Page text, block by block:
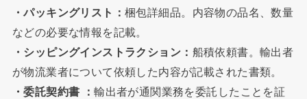
・パッキングリスト：梱包詳細品。内容物の品名、数量
などの必要な情報を記載。
・シッピングインストラクション： 船積依頼書。輸出者
が物流業者について依頼した内容が記載された書類。
・委託契約書 ：輸出者が通関業務を委託したことを証